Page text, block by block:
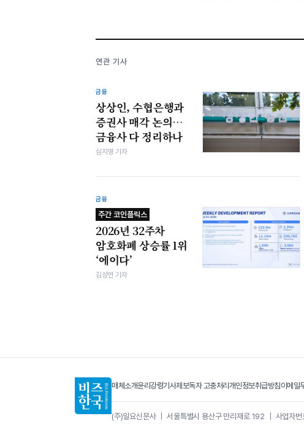
연관 기사
금융
상상인, 수협은행과
증권사 매각 논의…
금융사 다 정리하나
심지영 기자
금융
주간 코인플릭스
2026년 32주차
암호화폐 상승률 1위
‘에이다’
김상연 기자
매체소개윤리강령기사제보독자 고충처리개인정보취급방침이메일
(주)일요신문사｜서울특별시 용산구 만리재로 192 사업자